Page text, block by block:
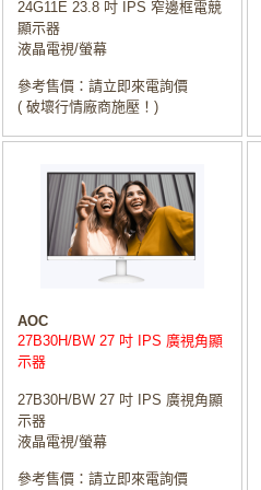
24G11E 23.8 吋 IPS 窄邊框電競
顯示器
液晶電視/螢幕
參考售價：請立即來電詢價
( 破壞行情廠商施壓！)
AOC
27B30H/BW 27 吋 IPS 廣視角顯
示器
27B30H/BW 27 吋 IPS 廣視角顯
示器
液晶電視/螢幕
參考售價：請立即來電詢價